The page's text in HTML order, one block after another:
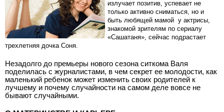
излучает позитив, успевает не
только активно сниматься, но и
быть любящей мамой ­ у актрисы,
знакомой зрителям по сериалу
«Сашатаня», сейчас подрастает
трехлетняя дочка Соня.
Незадолго до премьеры нового сезона ситкома Валя
поделилась с журналистами, в чем секрет ее молодости, как
маленький ребенок может изменить своих родителей к
лучшему и почему случайности на самом деле вовсе не
бывают случайными.